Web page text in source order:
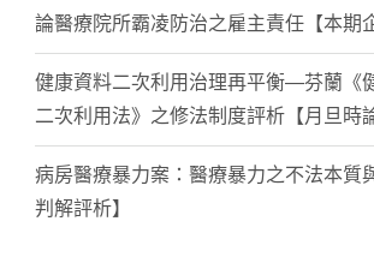
論醫療院所霸凌防治之雇主責任【本期
健康資料二次利用治理再平衡—芬蘭《
二次利用法》之修法制度評析【月旦時
病房醫療暴力案：醫療暴力之不法本質
判解評析】